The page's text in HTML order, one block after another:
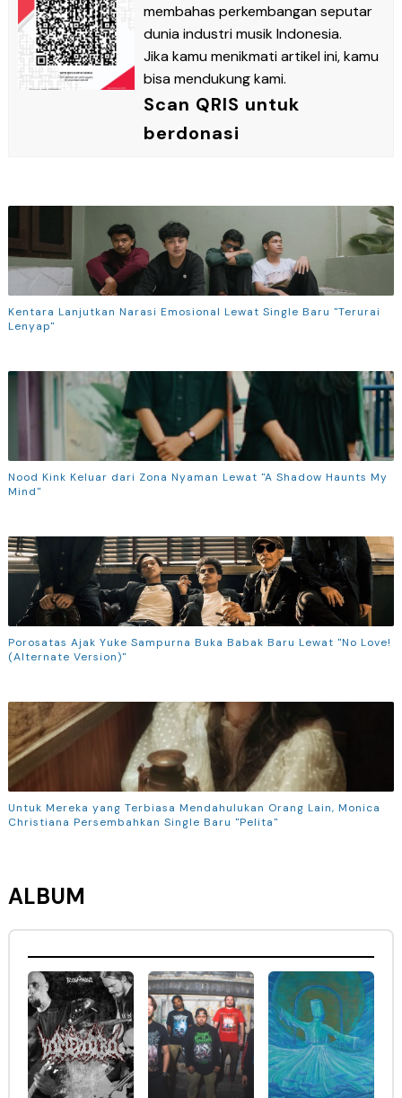
membahas perkembangan seputar
dunia industri musik Indonesia.
Jika kamu menikmati artikel ini, kamu
bisa mendukung kami.
Scan QRIS untuk
berdonasi
Kentara Lanjutkan Narasi Emosional Lewat Single Baru "Terurai
Lenyap"
Nood Kink Keluar dari Zona Nyaman Lewat "A Shadow Haunts My
Mind"
Porosatas Ajak Yuke Sampurna Buka Babak Baru Lewat "No Love!
(Alternate Version)"
Untuk Mereka yang Terbiasa Mendahulukan Orang Lain, Monica
Christiana Persembahkan Single Baru "Pelita"
ALBUM